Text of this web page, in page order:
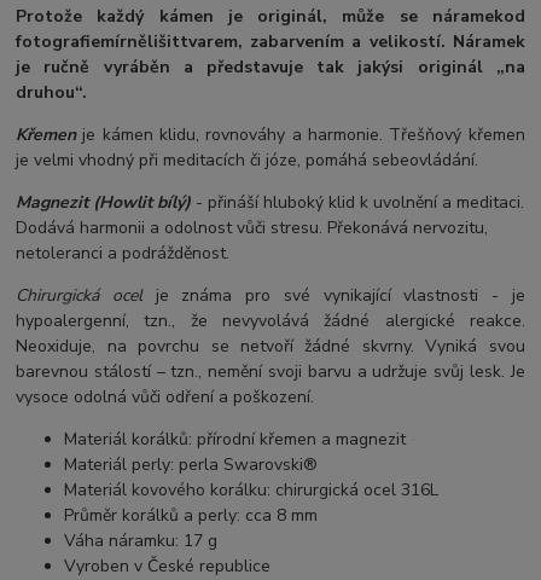
Protože každý kámen je originál, může se náramekod
fotografiemírnělišittvarem, zabarvením a velikostí. Náramek
je ručně vyráběn a představuje tak jakýsi originál „na
druhou“.
Křemenje kámen klidu, rovnováhy a harmonie. Třešňový křemen
je velmi vhodný při meditacích či józe, pomáhá sebeovládání.
Magnezit (Howlit bílý) - přináší hluboký klid k uvolnění a meditaci.
Dodává harmonii a odolnost vůči stresu. Překonává nervozitu,
netoleranci a podrážděnost.
Chirurgická ocelje známa pro své vynikající vlastnosti - je
hypoalergenní, tzn., že nevyvolává žádné alergické reakce.
Neoxiduje, na povrchu se netvoří žádné skvrny. Vyniká svou
barevnou stálostí – tzn., nemění svoji barvu a udržuje svůj lesk. Je
vysoce odolná vůči odření a poškození.
Materiál korálků: přírodní křemen a magnezit
Materiál perly: perla Swarovski®
Materiál kovového korálku: chirurgická ocel 316L
Průměr korálků a perly: cca 8 mm
Váha náramku: 17 g
Vyroben v České republice